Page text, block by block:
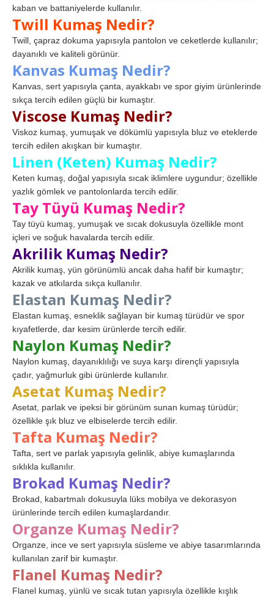
kaban ve battaniyelerde kullanılır.
Twill Kumaş Nedir?
Twill, çapraz dokuma yapısıyla pantolon ve ceketlerde kullanılır;
dayanıklı ve kaliteli görünür.
Kanvas Kumaş Nedir?
Kanvas, sert yapısıyla çanta, ayakkabı ve spor giyim ürünlerinde
sıkça tercih edilen güçlü bir kumaştır.
Viscose Kumaş Nedir?
Viskoz kumaş, yumuşak ve dökümlü yapısıyla bluz ve eteklerde
tercih edilen akışkan bir kumaştır.
Linen (Keten) Kumaş Nedir?
Keten kumaş, doğal yapısıyla sıcak iklimlere uygundur; özellikle
yazlık gömlek ve pantolonlarda tercih edilir.
Tay Tüyü Kumaş Nedir?
Tay tüyü kumaş, yumuşak ve sıcak dokusuyla özellikle mont
içleri ve soğuk havalarda tercih edilir.
Akrilik Kumaş Nedir?
Akrilik kumaş, yün görünümlü ancak daha hafif bir kumaştır;
kazak ve atkılarda sıkça kullanılır.
Elastan Kumaş Nedir?
Elastan kumaş, esneklik sağlayan bir kumaş türüdür ve spor
kıyafetlerde, dar kesim ürünlerde tercih edilir.
Naylon Kumaş Nedir?
Naylon kumaş, dayanıklılığı ve suya karşı dirençli yapısıyla
çadır, yağmurluk gibi ürünlerde kullanılır.
Asetat Kumaş Nedir?
Asetat, parlak ve ipeksi bir görünüm sunan kumaş türüdür;
özellikle şık bluz ve elbiselerde tercih edilir.
Tafta Kumaş Nedir?
Tafta, sert ve parlak yapısıyla gelinlik, abiye kumaşlarında
sıklıkla kullanılır.
Brokad Kumaş Nedir?
Brokad, kabartmalı dokusuyla lüks mobilya ve dekorasyon
ürünlerinde tercih edilen kumaşlardandır.
Organze Kumaş Nedir?
Organze, ince ve sert yapısıyla süsleme ve abiye tasarımlarında
kullanılan zarif bir kumaştır.
Flanel Kumaş Nedir?
Flanel kumaş, yünlü ve sıcak tutan yapısıyla özellikle kışlık